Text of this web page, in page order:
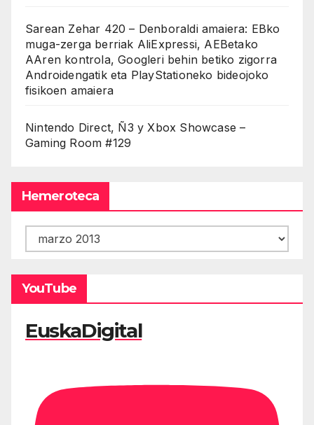
Sarean Zehar 420 – Denboraldi amaiera: EBko
muga-zerga berriak AliExpressi, AEBetako
AAren kontrola, Googleri behin betiko zigorra
Androidengatik eta PlayStationeko bideojoko
fisikoen amaiera
Nintendo Direct, Ñ3 y Xbox Showcase –
Gaming Room #129
Hemeroteca
Hemeroteca
YouTube
EuskaDigital